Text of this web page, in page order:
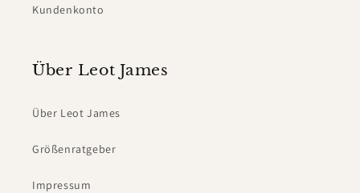
Kundenkonto
Über Leot James
Über Leot James
Größenratgeber
Impressum